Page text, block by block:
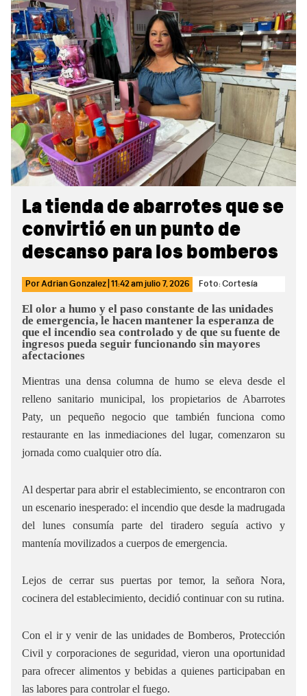
La tienda de abarrotes que se
convirtió en un punto de
descanso para los bomberos
PorAdrian Gonzalez 11:42 amjulio 7, 2026 Foto: Cortesía
El olor a humo y el paso constante de las unidades
de emergencia, le hacen mantener la esperanza de
que el incendio sea controlado y de que su fuente de
ingresos pueda seguir funcionando sin mayores
afectaciones
Mientras una densa columna de humo se eleva desde el
relleno sanitario municipal, los propietarios de Abarrotes
Paty, un pequeño negocio que también funciona como
restaurante en las inmediaciones del lugar, comenzaron su
jornada como cualquier otro día.
Al despertar para abrir el establecimiento, se encontraron con
un escenario inesperado: el incendio que desde la madrugada
del lunes consumía parte del tiradero seguía activo y
mantenía movilizados a cuerpos de emergencia.
Lejos de cerrar sus puertas por temor, la señora Nora,
cocinera del establecimiento, decidió continuar con su rutina.
Con el ir y venir de las unidades de Bomberos, Protección
Civil y corporaciones de seguridad, vieron una oportunidad
para ofrecer alimentos y bebidas a quienes participaban en
las labores para controlar el fuego.
Sidebar